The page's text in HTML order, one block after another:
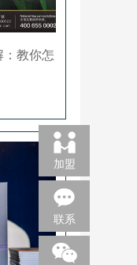
：教你怎
加盟
联系